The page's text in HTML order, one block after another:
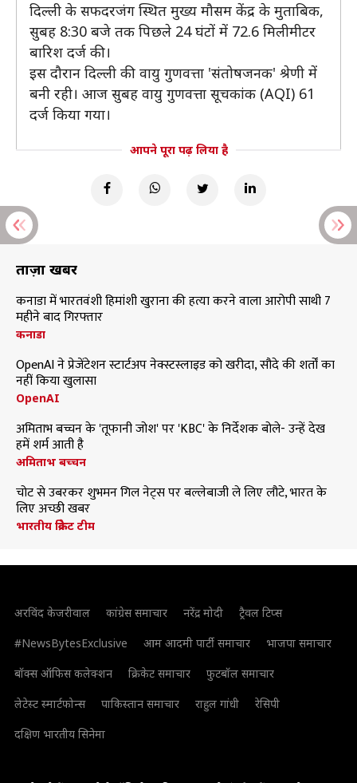
दिल्ली के सफदरजंग स्थित मुख्य मौसम केंद्र के मुताबिक,
सुबह 8:30 बजे तक पिछले 24 घंटों में 72.6 मिलीमीटर
बारिश दर्ज की।
इस दौरान दिल्ली की वायु गुणवत्ता 'संतोषजनक' श्रेणी में
बनी रही। आज सुबह वायु गुणवत्ता सूचकांक (AQI) 61
दर्ज किया गया।
आपने पूरा पढ़ लिया है
ताज़ा खबरें
कनाडा में भारतवंशी हिमांशी खुराना की हत्या करने वाला आरोपी साथी 7
महीने बाद गिरफ्तार
कनाडा
OpenAI ने प्रेजेंटेशन स्टार्टअप नेक्स्टस्लाइड को खरीदा, सौदे की शर्तों का
नहीं किया खुलासा
OpenAI
अमिताभ बच्चन के 'तूफानी जोश' पर 'KBC' के निर्देशक बोले- उन्हें देख
हमें शर्म आती है
अमिताभ बच्चन
चोट से उबरकर शुभमन गिल नेट्स पर बल्लेबाजी ले लिए लौटे, भारत के
लिए अच्छी खबर
भारतीय क्रिकेट टीम
अरविंद केजरीवाल कांग्रेस समाचार नरेंद्र मोदी
ट्रैवल टिप्स
#NewsBytesExclusive
आम आदमी पार्टी समाचार
भाजपा समाचार
बॉक्स ऑफिस कलेक्शन
क्रिकेट समाचार
फुटबॉल समाचार
लेटेस्ट स्मार्टफोन्स
पाकिस्तान समाचार राहुल गांधी
रेसिपी
दक्षिण भारतीय सिनेमा